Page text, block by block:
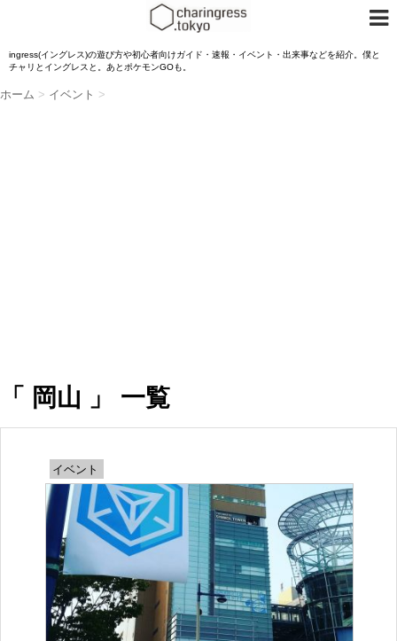
ingress(イングレス)の遊び方や初心者向けガイド・速報・イベント・出来事などを紹介。僕と
チャリとイングレスと。あとポケモンGOも。
ホーム > イベント >
「 岡山 」 一覧
イベント